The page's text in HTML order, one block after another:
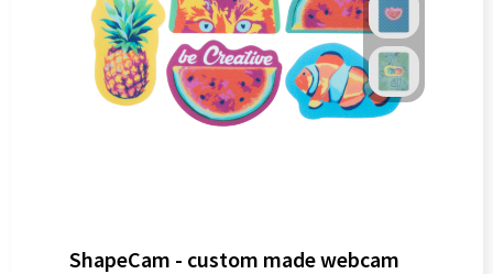
ShapeCam - custom made webcam